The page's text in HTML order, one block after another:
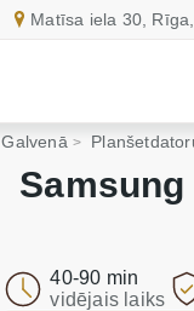
Matīsa iela 30,
Galvenā
Samsung
40-90 min
vidējais laiks